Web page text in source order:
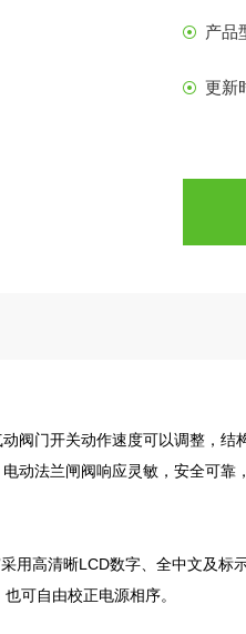
产品
更新
阀门开关动作速度可以调整，
动法兰闸阀响应灵敏，安全可
用高清晰LCD数字、全中文及标
可自由校正电源相序。